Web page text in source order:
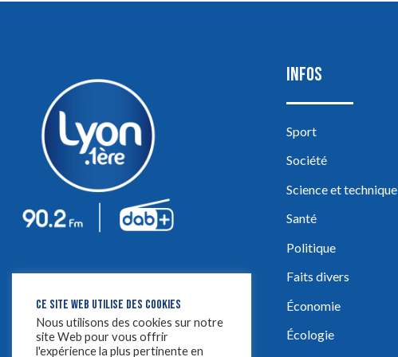
INFOS
Sport
Société
Science et technique
Santé
Politique
Faits divers
Économie
Écologie
CE SITE WEB UTILISE DES COOKIES
Nous utilisons des cookies sur notre
site Web pour vous offrir
l'expérience la plus pertinente en